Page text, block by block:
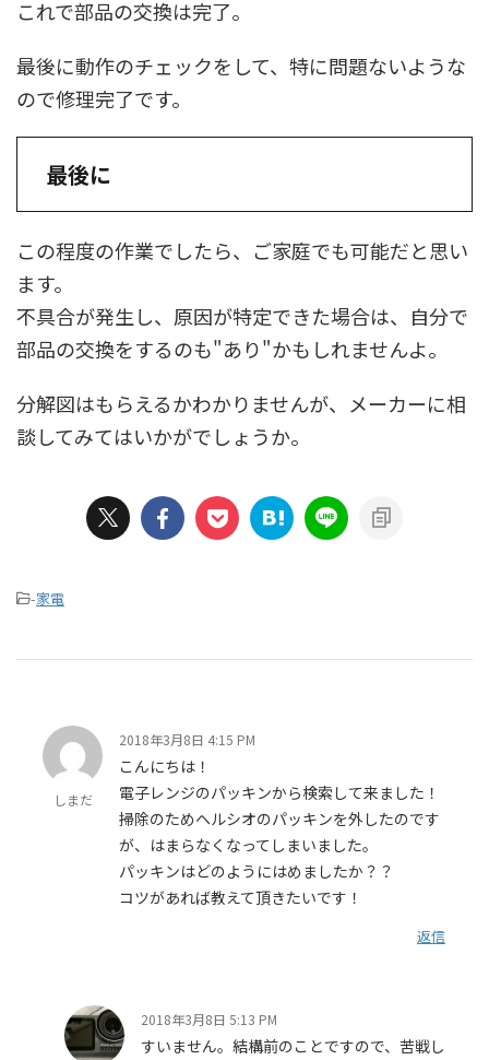
これで部品の交換は完了。
最後に動作のチェックをして、特に問題ないような
ので修理完了です。
最後に
この程度の作業でしたら、ご家庭でも可能だと思い
ます。
不具合が発生し、原因が特定できた場合は、自分で
部品の交換をするのも"あり"かもしれませんよ。
分解図はもらえるかわかりませんが、メーカーに相
談してみてはいかがでしょうか。
-家電
しまだ
2018年3月8日 4:15 PM
こんにちは！
電子レンジのパッキンから検索して来ました！
掃除のためヘルシオのパッキンを外したのです
が、はまらなくなってしまいました。
パッキンはどのようにはめましたか？？
コツがあれば教えて頂きたいです！
返信
2018年3月8日 5:13 PM
すいません。結構前のことですので、苦戦し